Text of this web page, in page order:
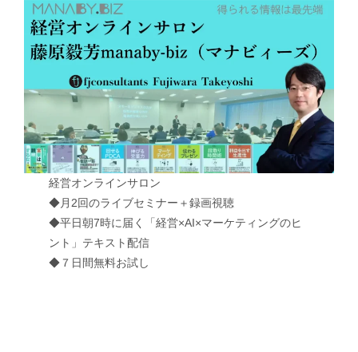
経営オンラインサロン
◆月2回のライブセミナー＋録画視聴
◆平日朝7時に届く「経営×AI×マーケティングのヒ
ント」テキスト配信
◆７日間無料お試し